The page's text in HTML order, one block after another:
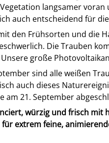
langsamer
auch entscheidend für
den Frühsorten und die
Die Trauben
große
sind alle weißen
auch dieses
am 21. September
würzig und frisch
extrem feine,